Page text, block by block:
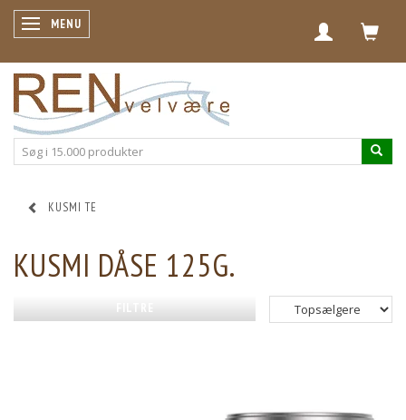
SKIFTE NAVIGATION
MENU
KUSMI TE
KUSMI DÅSE 125G.
FILTRE